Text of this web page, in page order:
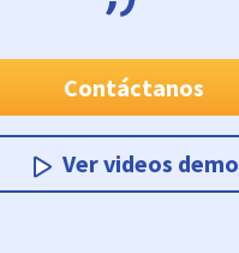
Contáctanos
Ver videos demo